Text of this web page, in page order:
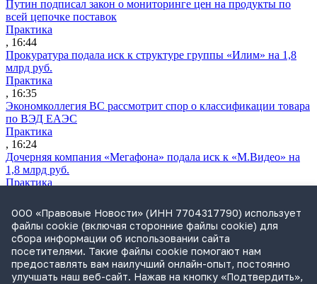
Путин подписал закон о мониторинге цен на продукты по
всей цепочке поставок
Практика
, 16:44
Прокуратура подала иск к структуре группы «Илим» на 1,8
млрд руб.
Практика
, 16:35
Экономколлегия ВС рассмотрит спор о классификации товара
по ВЭД ЕАЭС
Практика
, 16:24
Дочерняя компания «Мегафона» подала иск к «М.Видео» на
1,8 млрд руб.
Практика
СИП проверит отмену патента на систему управления
устройствами после возражений «Яндекса»
Практика
, 15:17
Суды 10 стран рассматривают иски российской «дочки»
Google о возврате дивидендов
ООО «Правовые Новости» (ИНН 7704317790) использует
файлы cookie (включая сторонние файлы cookie) для
сбора информации об использовании сайта
посетителями. Такие файлы cookie помогают нам
предоставлять вам наилучший онлайн-опыт, постоянно
улучшать наш веб-сайт. Нажав на кнопку «Подтвердить»,